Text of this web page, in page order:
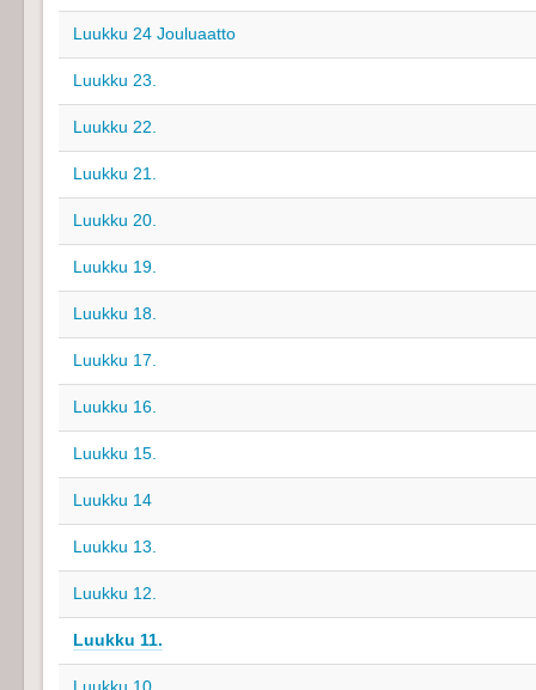
Luukku 24 Jouluaatto
Luukku 23.
Luukku 22.
Luukku 21.
Luukku 20.
Luukku 19.
Luukku 18.
Luukku 17.
Luukku 16.
Luukku 15.
Luukku 14
Luukku 13.
Luukku 12.
Luukku 11.